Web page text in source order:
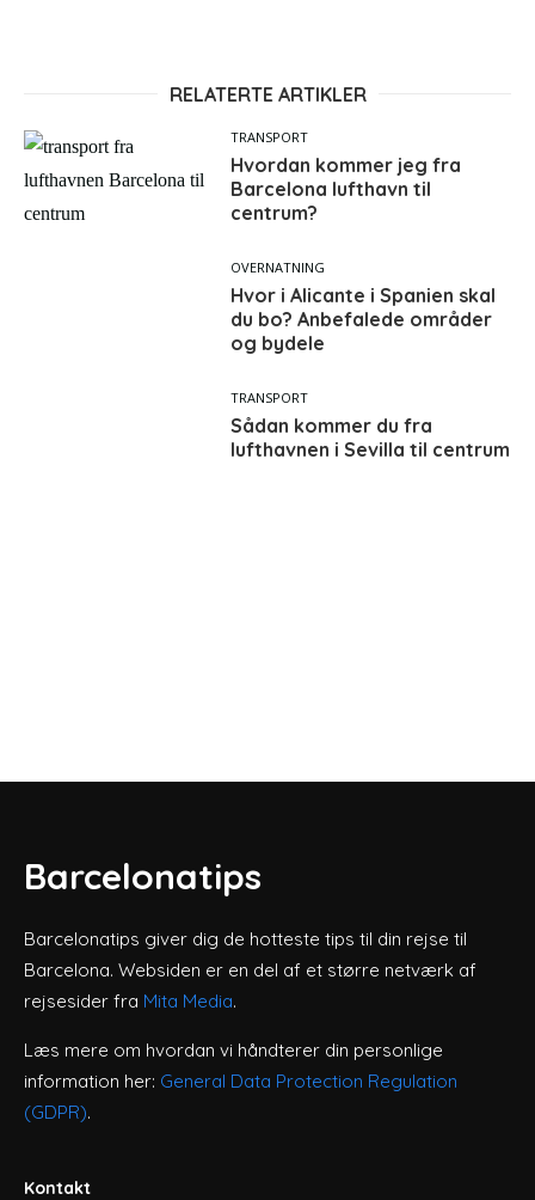
RELATERTE ARTIKLER
TRANSPORT
Hvordan kommer jeg fra
Barcelona lufthavn til
centrum?
OVERNATNING
Hvor i Alicante i Spanien skal
du bo? Anbefalede områder
og bydele
TRANSPORT
Sådan kommer du fra
lufthavnen i Sevilla til centrum
Barcelonatips
Barcelonatips giver dig de hotteste tips til din rejse til
Barcelona. Websiden er en del af et større netværk af
rejsesider fra Mita Media.
Læs mere om hvordan vi håndterer din personlige
information her: General Data Protection Regulation
(GDPR).
Kontakt